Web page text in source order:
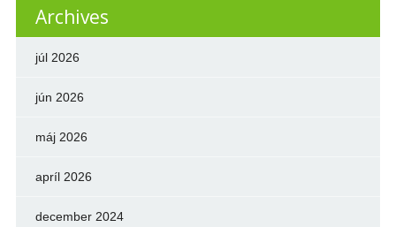
Archives
júl 2026
jún 2026
máj 2026
apríl 2026
december 2024